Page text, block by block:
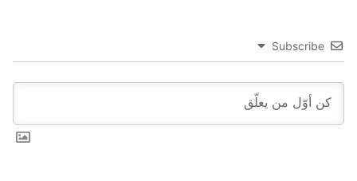
Subscribe